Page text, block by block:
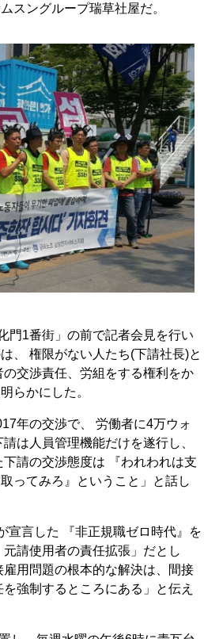
スングループ瑞草社屋だ。
門1番街」の前で記者会見を行い
、 権限がない人たち(下請社長)と
交渉責任、労組をする権利をか
らかにした。
年の交渉で、 労働者に4万ウォ
は人員管理機能だけを遂行し、
請の交渉態度は 『われわれは支
ってみろ』ということ」と話し
宣言した 『非正規職ゼロ時代』を
請使用者の責任拡張」だとし
雇用問題の根本的な解決は、間接
強制するところにある」と伝え